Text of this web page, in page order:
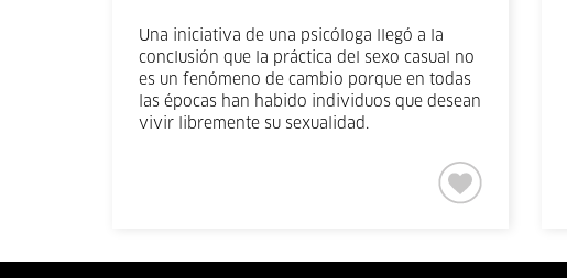
Una iniciativa de una psicóloga llegó a la
conclusión que la práctica del sexo casual no
es un fenómeno de cambio porque en todas
las épocas han habido individuos que desean
vivir libremente su sexualidad.